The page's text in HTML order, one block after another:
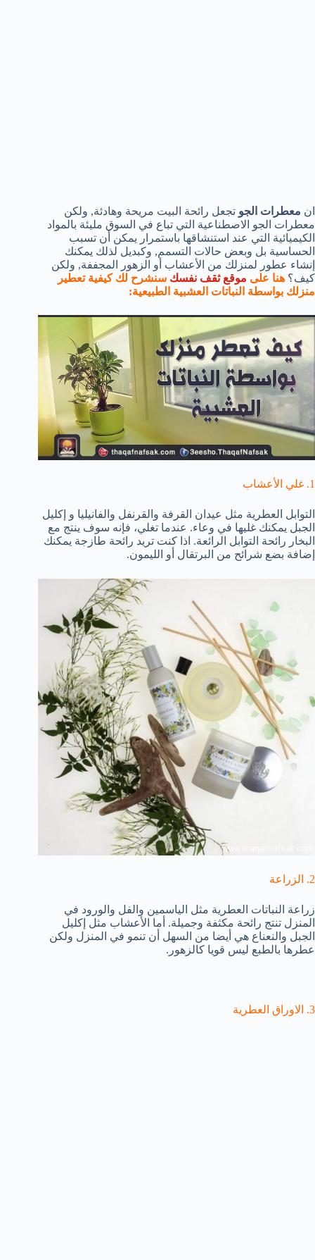
ان معطرات الجو تجعل رائحة البيت مريحة وهادئة, ولكن
معطرات الجو الاصطناعية التي تباع في السوق مليئة بالمواد
الكيميائية التي عند استنشاقها باستمرار يمكن أن تسبب
الحساسية بل وبعض حالات التسمم, وكبديل لذلك يمكنك
إنشاء عطور لمنزلك من الأعشاب أو الزهور المجففة, ولكن
كيف؟ هنا على موقع ثقف نفسك سنشرح لك كيفية تعطير
منزلك بواسطة النباتات العشبية الطبيعية:
1. غلي الأعشاب
التوابل العطرية مثل عيدان القرفة والقرنفل والفانيليا و إكليل
الجبل يمكنك غليها في وعاء. عندما تغلي، فإنه سوف ينتج مع
البخار رائحة التوابل الرائعة. اذا كنت تريد رائحة طازجة يمكنك
إضافة بضع شرائح من البرتقال أو الليمون.
2. الزراعة
زراعة النباتات العطرية مثل الياسمين والفل والورود في
المنزل تنتج رائحة مكثفة وجميلة. أما الأعشاب مثل إكليل
الجبل والنعناع هي أيضا من السهل أن تنمو في المنزل ولكن
عطرها بالطبع ليس قويا كالزهور.
3. الاوراق العطرية